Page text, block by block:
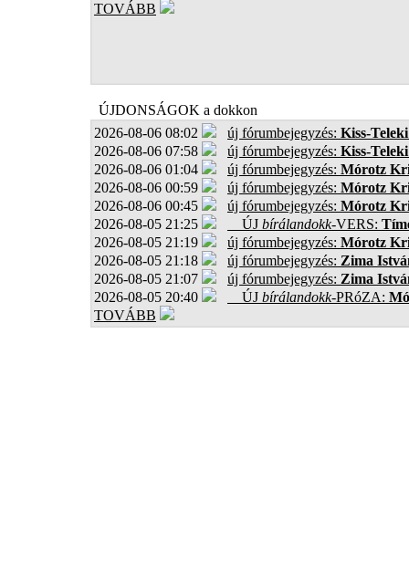
TOVÁBB
ÚJDONSÁGOK a dokkon
2026-08-06 08:02
új fórumbejegyzés: Kiss-
2026-08-06 07:58
új fórumbejegyzés: Kiss-
2026-08-06 01:04
új fórumbejegyzés: Mórotz
2026-08-06 00:59
új fórumbejegyzés: Mórotz
2026-08-06 00:45
új fórumbejegyzés: Mórotz
2026-08-05 21:25
ÚJ bírálandokk-VERS:
2026-08-05 21:19
új fórumbejegyzés: Mórotz
2026-08-05 21:18
új fórumbejegyzés: Zima
2026-08-05 21:07
új fórumbejegyzés: Zima
2026-08-05 20:40
ÚJ bírálandokk-PRóZA:
TOVÁBB